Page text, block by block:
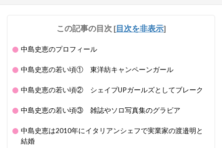
この記事の目次 [目次を非表示]
中島史恵のプロフィール
中島史恵の若い頃① 東洋紡キャンペーンガール
中島史恵の若い頃② シェイプUPガールズとしてブレーク
中島史恵の若い頃③ 雑誌やソロ写真集のグラビア
中島史恵は2010年にイタリアンシェフで実業家の渡邉明と
結婚